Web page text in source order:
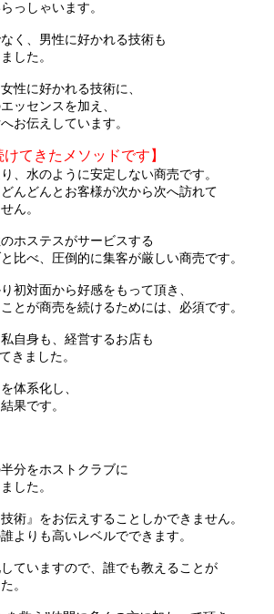
っしゃいます。
く、男性に好かれる技術も
した。
性に好かれる技術に、
ッセンスを加え、
お伝えしています。
てきたメソッドです】
、水のように安定しない商売です。
んどんとお客様が次から次へ訪れて
ん。
ホステスがサービスする
比べ、圧倒的に集客が厳しい商売です。
初対面から好感をもって頂き、
とが商売を続けるためには、必須です。
自身も、経営するお店も
きました。
体系化し、
果です。
分をホストクラブに
した。
術』をお伝えすることしかできません。
よりも高いレベルでできます。
ていますので、誰でも教えることが
。